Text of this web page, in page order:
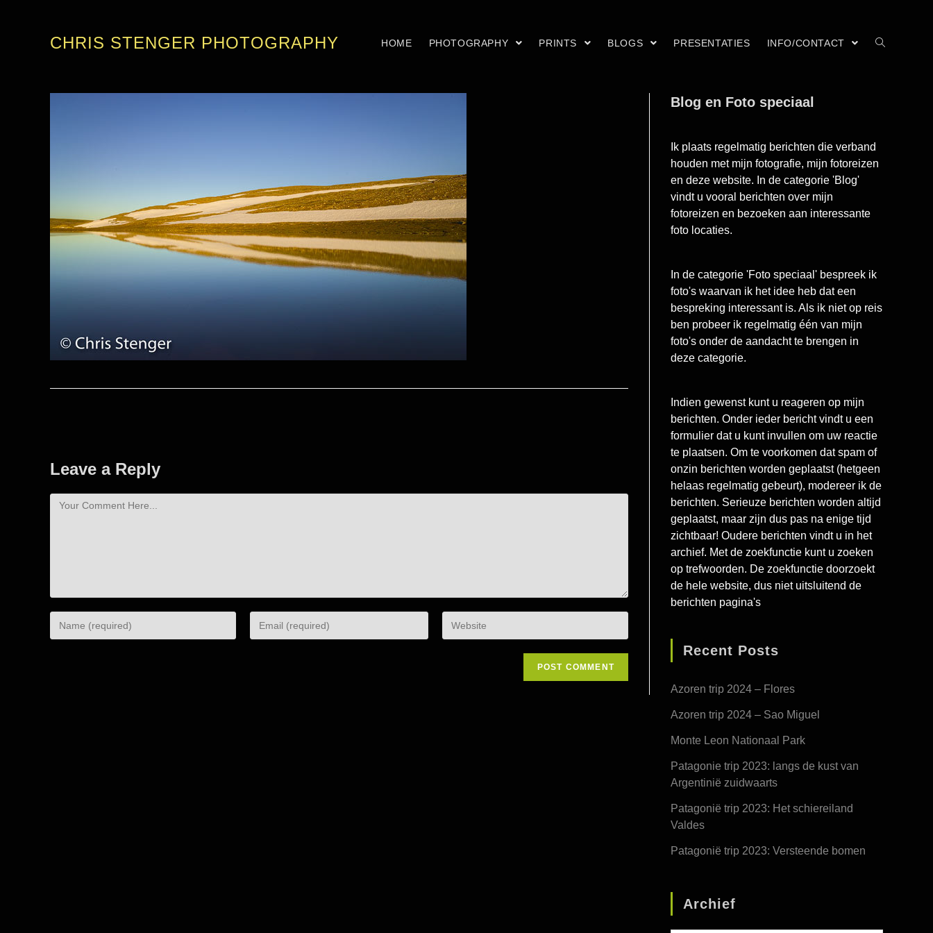
CHRIS STENGER PHOTOGRAPHY HOME PHOTOGRAPHY PRINTS BLOGS PRESENTATIES INFO/CONTACT
Leave a Reply
Blog en Foto speciaal
Ik plaats regelmatig berichten die verband
houden met mijn fotografie, mijn fotoreizen
en deze website. In de categorie 'Blog'
vindt u vooral berichten over mijn
fotoreizen en bezoeken aan interessante
foto locaties.
In de categorie 'Foto speciaal' bespreek ik
foto's waarvan ik het idee heb dat een
bespreking interessant is. Als ik niet op reis
ben probeer ik regelmatig één van mijn
foto's onder de aandacht te brengen in
deze categorie.
Indien gewenst kunt u reageren op mijn
berichten. Onder ieder bericht vindt u een
formulier dat u kunt invullen om uw reactie
te plaatsen. Om te voorkomen dat spam of
onzin berichten worden geplaatst (hetgeen
helaas regelmatig gebeurt), modereer ik de
berichten. Serieuze berichten worden altijd
geplaatst, maar zijn dus pas na enige tijd
zichtbaar! Oudere berichten vindt u in het
archief. Met de zoekfunctie kunt u zoeken
op trefwoorden. De zoekfunctie doorzoekt
de hele website, dus niet uitsluitend de
berichten pagina's
Recent Posts
Azoren trip 2024 – Flores
Azoren trip 2024 – Sao Miguel
Monte Leon Nationaal Park
Patagonie trip 2023: langs de kust van
Argentinië zuidwaarts
Patagonië trip 2023: Het schiereiland
Valdes
Patagonië trip 2023: Versteende bomen
Archief